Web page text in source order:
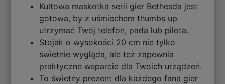
Kultowa maskotka serii gier Bethesda jest
gotowa, by z uśmiechem thumbs up
utrzymać Twój telefon, pada lub pilota.
Stojak o wysokości 20 cm nie tylko
świetnie wygląda, ale też zapewnia
praktyczne wsparcie dla Twoich urządzeń.
To świetny prezent dla każdego fana gier